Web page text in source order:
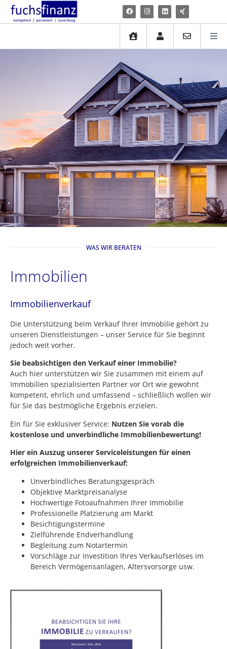
WAS WIR BERATEN
Immobilien
Immobilien​verkauf
Die Unterstützung beim Verkauf Ihrer Immobilie gehört zu
unseren Dienstleistungen – unser Service für Sie beginnt
jedoch weit vorher.
Sie beabsichtigen den Verkauf einer Immobilie?
Auch hier unterstützen wir Sie zusammen mit einem auf
Immobilien spezialisierten Partner vor Ort wie gewohnt
kompetent, ehrlich und umfassend – schließlich wollen wir
für Sie das bestmögliche Ergebnis erzielen.
Ein für Sie exklusiver Service: Nutzen Sie vorab die
kostenlose und unverbindliche Immobilienbewertung!
Hier ein Auszug unserer Serviceleistungen für einen
erfolgreichen Immobilienverkauf:
Unverbindliches Beratungsgespräch
Objektive Marktpreisanalyse
Hochwertige Fotoaufnahmen Ihrer Immobilie
Professionelle Platzierung am Markt
Besichtigungstermine
Zielführende Endverhandlung
Begleitung zum Notartermin
Vorschläge zur Investition Ihres Verkaufserlöses im
Bereich Vermögensanlagen, Altersvorsorge usw.